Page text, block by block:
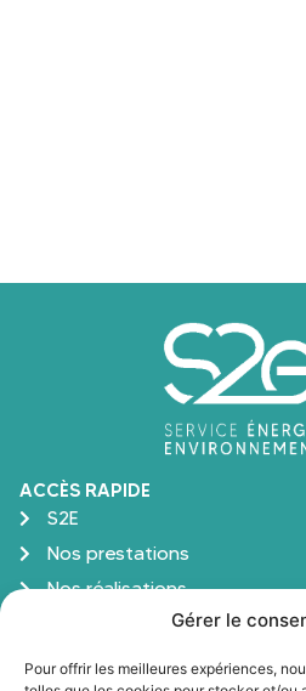
Gérer le
Pour offrir les meilleures expériences,
ACCÈS RAPIDE
S2E
Nos prestations
Nos réalisations
Aide et financement
FAQ